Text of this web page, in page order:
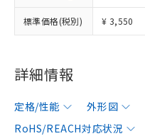
標準価格(税別) ¥ 3,550
詳細情報
定格/性能 外形図
RoHS/REACH対応状況